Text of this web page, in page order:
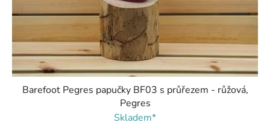
Barefoot Pegres papučky BF03 s průřezem - růžová,
Pegres
Skladem*